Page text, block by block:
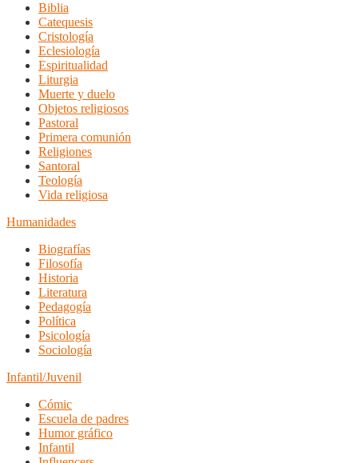
Biblia
Catequesis
Cristología
Eclesiología
Espiritualidad
Liturgia
Muerte y duelo
Objetos religiosos
Pastoral
Primera comunión
Religiones
Santoral
Teología
Vida religiosa
Humanidades
Biografías
Filosofía
Historia
Literatura
Pedagogía
Política
Psicología
Sociología
Infantil/Juvenil
Cómic
Escuela de padres
Humor gráfico
Infantil